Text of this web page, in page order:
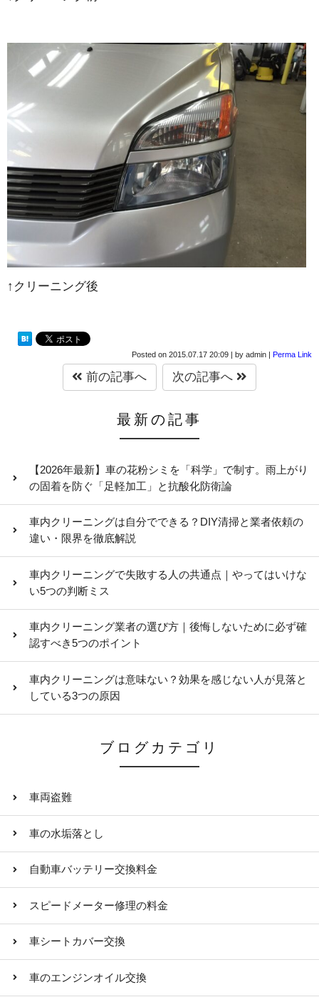
↑クリーニング後
Posted on 2015.07.17 20:09 | by admin | Perma Link
前の記事へ 次の記事へ
最新の記事
【2026年最新】車の花粉シミを「科学」で制す。雨上がり
の固着を防ぐ「足軽加工」と抗酸化防衛論
車内クリーニングは自分でできる？DIY清掃と業者依頼の
違い・限界を徹底解説
車内クリーニングで失敗する人の共通点｜やってはいけな
い5つの判断ミス
車内クリーニング業者の選び方｜後悔しないために必ず確
認すべき5つのポイント
車内クリーニングは意味ない？効果を感じない人が見落と
している3つの原因
ブログカテゴリ
車両盗難
車の水垢落とし
自動車バッテリー交換料金
スピードメーター修理の料金
車シートカバー交換
車のエンジンオイル交換